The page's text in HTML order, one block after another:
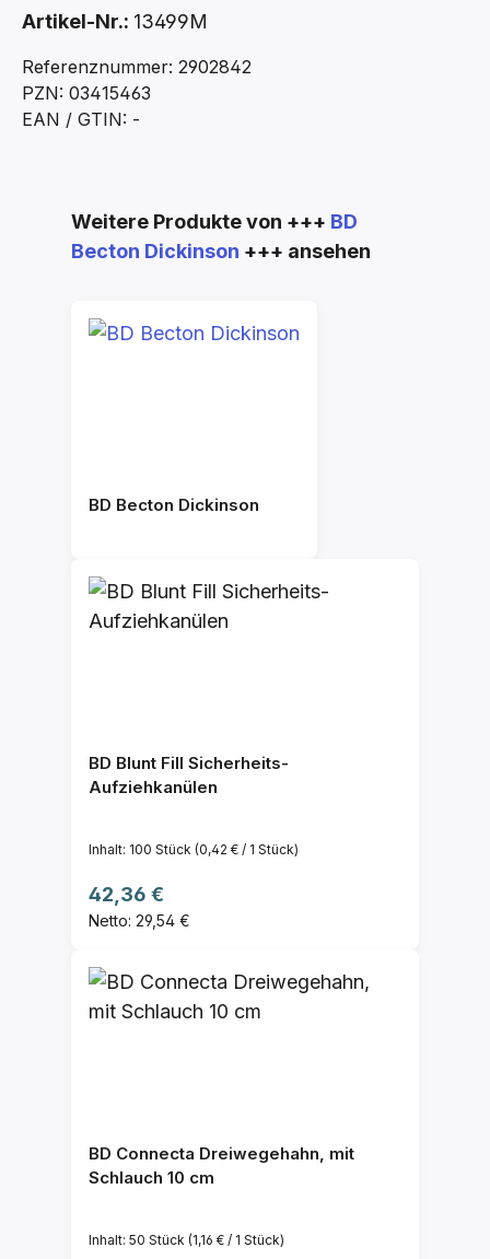
Artikel-Nr.: 13499M
Referenznummer: 2902842
PZN: 03415463
EAN / GTIN: -
Produktgalerie überspringen
Weitere Produkte von +++ BD
Becton Dickinson +++ ansehen
BD Becton Dickinson
BD Blunt Fill Sicherheits-
Aufziehkanülen
Inhalt: 100 Stück (0,42 € / 1 Stück)
Regulärer Preis:
42,36 €
Netto: 29,54 €
BD Connecta Dreiwegehahn, mit
Schlauch 10 cm
Inhalt: 50 Stück (1,16 € / 1 Stück)